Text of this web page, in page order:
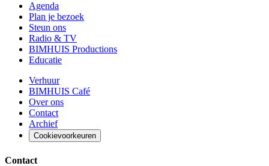
Agenda
Plan je bezoek
Steun ons
Radio & TV
BIMHUIS Productions
Educatie
Verhuur
BIMHUIS Café
Over ons
Contact
Archief
Cookievoorkeuren
Contact